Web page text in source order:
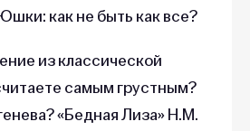
как не быть как все?
из классической
самым грустным?
«Бедная Лиза» Н.М.